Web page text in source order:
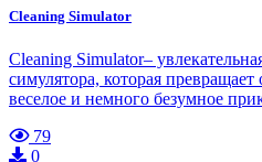
Cleaning Simulator
Cleaning Simulator–
симулятора, которая
веселое и немного безумное
79
0